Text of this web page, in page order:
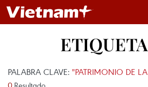
PALABRA CLAVE: "PATRIMONIO DE
0 Resultado